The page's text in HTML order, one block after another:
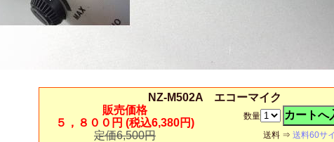
NZ-M502A エコーマイク
販売価格
５，８００円 (税込6,380円)
定価6,500円
数量
送料 ⇒ 送料60サ